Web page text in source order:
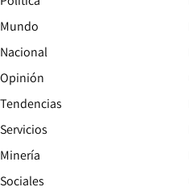
Mundo
Nacional
Opinión
Tendencias
Servicios
Minería
Sociales